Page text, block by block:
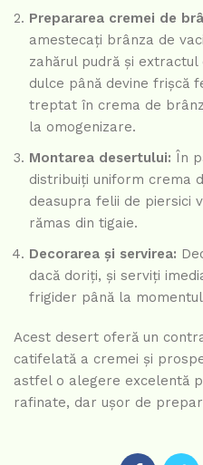
Prepararea cremei de
amestecați brânza de
zahărul pudră și
dulce până devine frișcă
treptat în crema de
la omogenizare.
Montarea desertului: În
distribuiți uniform crema
deasupra felii de piersici
rămas din tigaie.
Decorarea și servirea:
dacă doriți, și serviți
frigider până la
Acest desert oferă un
catifelată a cremei și
astfel o alegere excelentă
rafinate, dar ușor de